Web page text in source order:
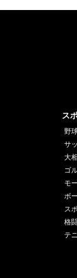
ス
野
サ
大
ゴ
モ
ボ
ス
格
テ